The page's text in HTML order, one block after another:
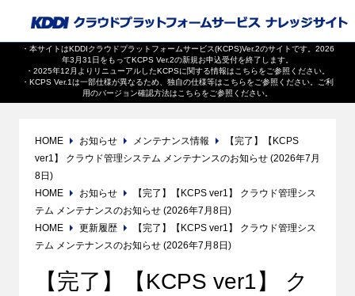
・本サイトはKDDIクラウドプラットフォームサービス(KCPS)Ver.2のサイトです。2026
年3月31日をもってKCPS Ver.2の新規お申込受付を終了します。
・2025年12月よりリニューアルしたKCPSに関する情報は こちらをご参照ください。
・KCPS Ver.1は一部仕様が異なるため、独自の仕様等は こちらをご参照ください。ご利
用のバージョン確認方法は こちらをご参照ください。
HOME お知らせ メンテナンス情報
【完了】【KCPS
ver1】 クラウド管理システム メンテナンスのお知らせ (2026年7月
8日)
HOME
お知らせ
【完了】【KCPS ver1】 クラウド管理シス
テム メンテナンスのお知らせ (2026年7月8日)
HOME
更新履歴
【完了】【KCPS ver1】 クラウド管理シス
テム メンテナンスのお知らせ (2026年7月8日)
【完了】【KCPS ver1】 ク